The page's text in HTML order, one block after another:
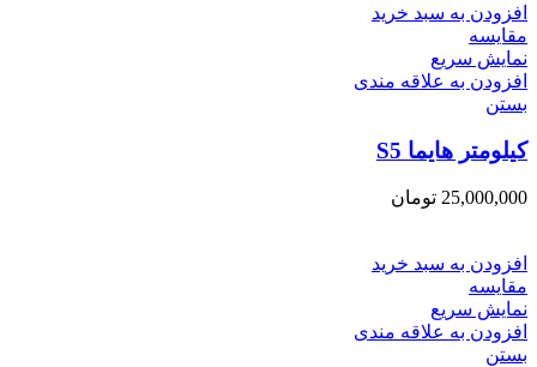
افزودن به سبد خرید
مقایسه
نمایش سریع
افزودن به علاقه مندی
بستن
کیلومتر هایما S5
25,000,000 تومان
افزودن به سبد خرید
مقایسه
نمایش سریع
افزودن به علاقه مندی
بستن